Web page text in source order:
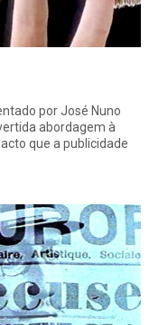
por José Nuno
abordagem à
que a publicidade